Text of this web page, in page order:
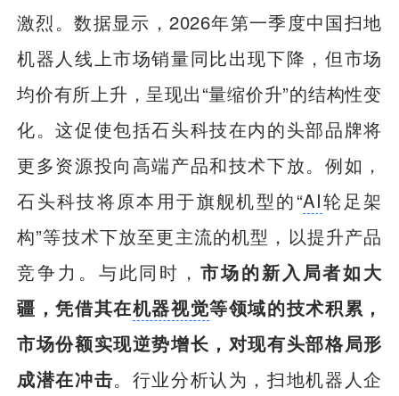
激烈。数据显示，2026年第一季度中国扫地
机器人线上市场销量同比出现下降，但市场
均价有所上升，呈现出“量缩价升”的结构性变
化。这促使包括石头科技在内的头部品牌将
更多资源投向高端产品和技术下放。例如，
石头科技将原本用于旗舰机型的“AI轮足架
构”等技术下放至更主流的机型，以提升产品
竞争力。与此同时，市场的新入局者如大
疆，凭借其在机器视觉等领域的技术积累，
市场份额实现逆势增长，对现有头部格局形
成潜在冲击。行业分析认为，扫地机器人企